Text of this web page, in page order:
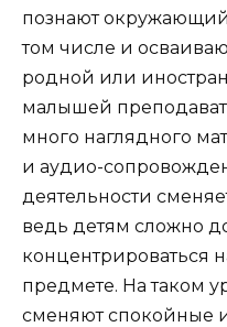
познают
том числе и
родной или
малышей
много наглядного
и аудио-
деятельности
ведь детям сложно
концентрироваться
предмете. На таком
сменяют спокойные